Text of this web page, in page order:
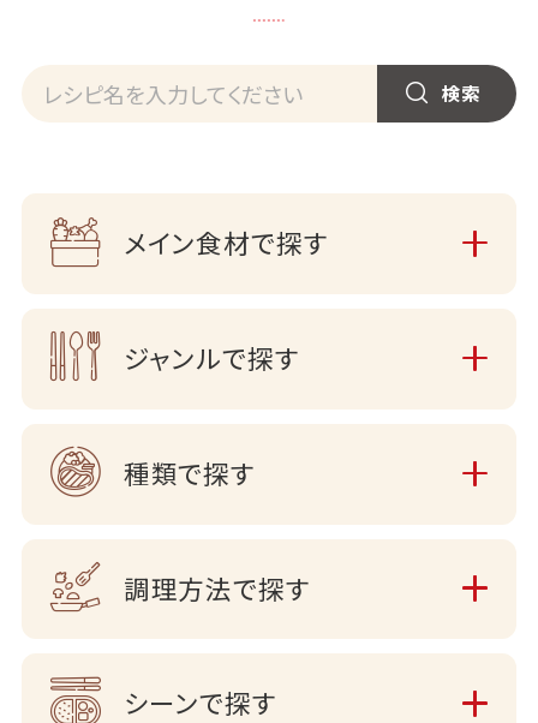
メイン食材で探す
ジャンルで探す
種類で探す
調理方法で探す
シーンで探す